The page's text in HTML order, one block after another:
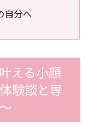
自分へ
える小顔
験談と専